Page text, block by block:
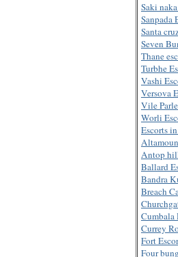
Saki
Sanpada
Santa
Seven
Thane
Turbhe
Vashi
Versova
Vile
Worli
Escorts
Antop
Ballard
Bandra
Breach
Cumbala
Currey
Fort
Four